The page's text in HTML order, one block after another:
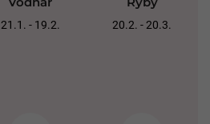
21.1. - 19.2. 20.2. - 20.3.